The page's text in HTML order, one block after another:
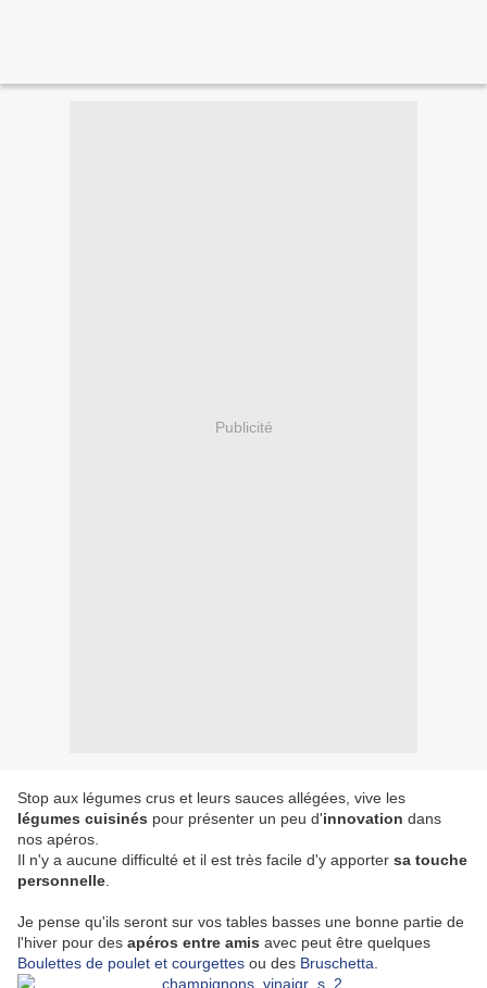
Publicité
Stop aux légumes crus et leurs sauces allégées, vive les
légumes cuisinés pour présenter un peu d'innovation dans
nos apéros.
Il n'y a aucune difficulté et il est très facile d'y apporter sa touche
personnelle
Je pense qu'ils seront sur vos tables basses une bonne partie de
l'hiver pour des apéros entre amis avec peut être quelques
Boulettes de poulet et courgettes ou des Bruschetta